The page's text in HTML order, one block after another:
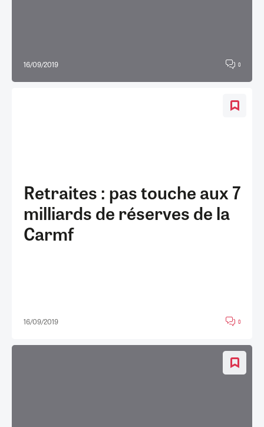
16/09/2019 0
Retraites : pas touche aux 7
milliards de réserves de la
Carmf
16/09/2019 0